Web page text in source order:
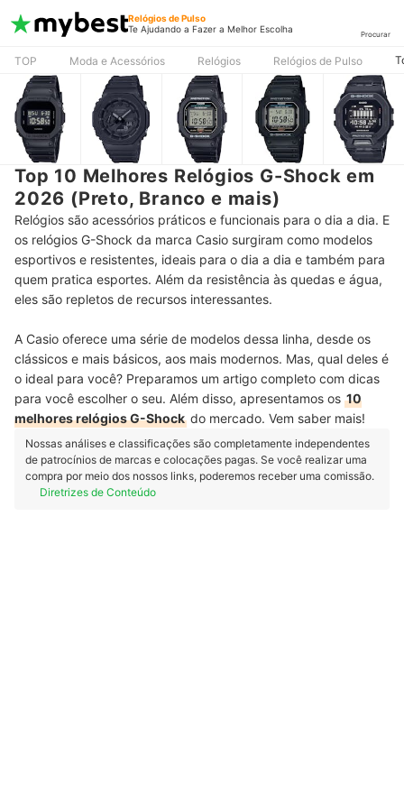
Relógios de Pulso
Te Ajudando a Fazer a Melhor Escolha
Procurar
TOP Moda e Acessórios Relógios Relógios de Pulso
Top 10 Melhores Relógios G-Shock em
2026 (Preto, Branco e mais)
Relógios são acessórios práticos e funcionais para o dia a dia. E
os relógios G-Shock da marca Casio surgiram como modelos
esportivos e resistentes, ideais para o dia a dia e também para
quem pratica esportes. Além da resistência às quedas e água,
eles são repletos de recursos interessantes.
A Casio oferece uma série de modelos dessa linha, desde os
clássicos e mais básicos, aos mais modernos. Mas, qual deles é
o ideal para você? Preparamos um artigo completo com dicas
para você escolher o seu. Além disso, apresentamos os 10
melhores relógios G-Shock do mercado. Vem saber mais!
Nossas análises e classificações são completamente independentes
de patrocínios de marcas e colocações pagas. Se você realizar uma
compra por meio dos nossos links, poderemos receber uma comissão.
Diretrizes de Conteúdo